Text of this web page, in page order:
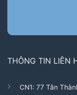
THÔNG TIN LIÊN
CN1: 77 Tân